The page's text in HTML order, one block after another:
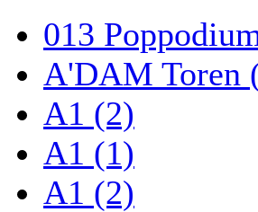
013
A'DAM Toren
A1 (2)
A1 (1)
A1 (2)